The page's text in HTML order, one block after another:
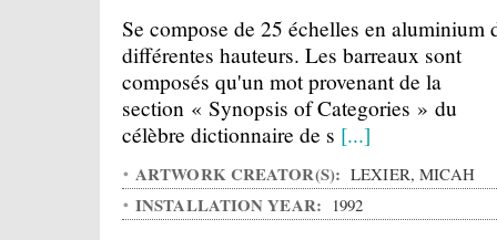
Se compose de 25 échelles en aluminium
différentes hauteurs. Les barreaux sont
composés qu'un mot provenant de la
section « Synopsis of Categories » du
célèbre dictionnaire de s [...]
ARTWORK CREATOR(S): LEXIER, MICAH
INSTALLATION YEAR: 1992